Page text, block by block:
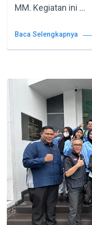
MM. Kegiatan ini …
Baca Selengkapnya